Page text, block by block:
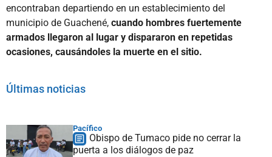
encontraban departiendo en un establecimiento del
municipio de Guachené, cuando hombres fuertemente
armados llegaron al lugar y dispararon en repetidas
ocasiones, causándoles la muerte en el sitio.
Últimas noticias
Pacífico
Obispo de Tumaco pide no cerrar la
puerta a los diálogos de paz